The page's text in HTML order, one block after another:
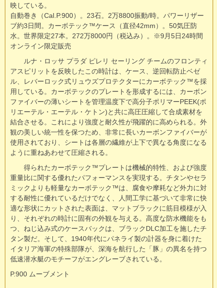
映している。
自動巻き（Cal.P.900）。23石。2万8800振動/時。パワーリザー
ブ約3日間。カーボテック™ケース（直径42mm）。50気圧防
水。世界限定27本。272万8000円（税込み）。※9月5日24時間
オンライン限定販売
ルナ・ロッサ プラダ ピレリ セーリング チームのフロンティ
アスピリットを反映したこの時計は、ケース、逆回転防止ベゼ
ル、レバーロック式リュウズプロテクターにカーボテック™を採
用している。カーボテックのプレートを形成するには、カーボン
ファイバーの薄いシートを管理温度下で高分子ポリマーPEEK(ポ
リエーテル・エーテル・ケトン)と共に高圧圧縮して合成素材を
結合させる。これにより強度と耐久性が飛躍的に高められる。外
観の美しい統一性を保つため、非常に長いカーボンファイバーが
使用されており、シートは各層の繊維が上下で異なる角度になる
ように重ねあわせて圧縮される。
得られたカーボテック™プレートは機械的特性、および強度
重量比に関する優れたパフォーマンスを実現する。チタンやセラ
ミックよりも軽量なカーボテック™は、腐食や摩耗など外力に対
する耐性に優れているだけでなく、人間工学に基づいて非常に快
適な形状にカットされた表面は、マットブラックに筋目模様が入
り、それぞれの時計に固有の外観を与える。高度な防水機能をも
つ、ねじ込み式のケースバックは、ブラックDLC加工を施したチ
タン製だ。そして、1940年代にパネライ製の計器を身に着けた
イタリア海軍の特殊部隊が、深海を航行した「豚」の異名を持つ
低速潜水艇のモチーフがエングレーブされている。
P.900 ムーブメント